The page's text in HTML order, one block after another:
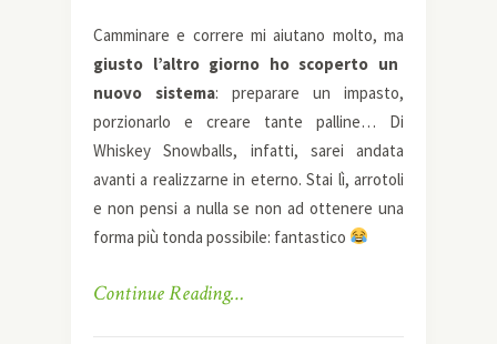
Camminare e correre mi aiutano molto, ma
giusto l’altro giorno ho scoperto un
nuovo sistema: preparare un impasto,
porzionarlo e creare tante palline… Di
Whiskey Snowballs, infatti, sarei andata
avanti a realizzarne in eterno. Stai lì, arrotoli
e non pensi a nulla se non ad ottenere una
forma più tonda possibile: fantastico
Continue Reading…